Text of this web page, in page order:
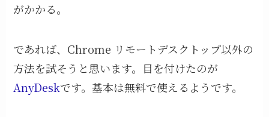
がかかる。
であれば、Chrome リモートデスクトップ以外の
方法を試そうと思います。目を付けたのが
AnyDeskです。基本は無料で使えるようです。